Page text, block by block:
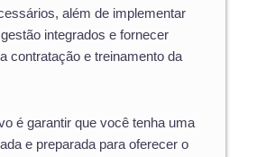
além de implementar
integrados e fornecer
contratação e treinamento da
é garantir que você tenha uma
e preparada para oferecer o